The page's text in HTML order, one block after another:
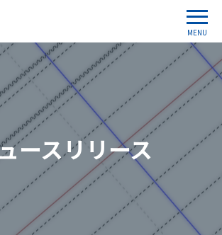
MENU
ースリリース